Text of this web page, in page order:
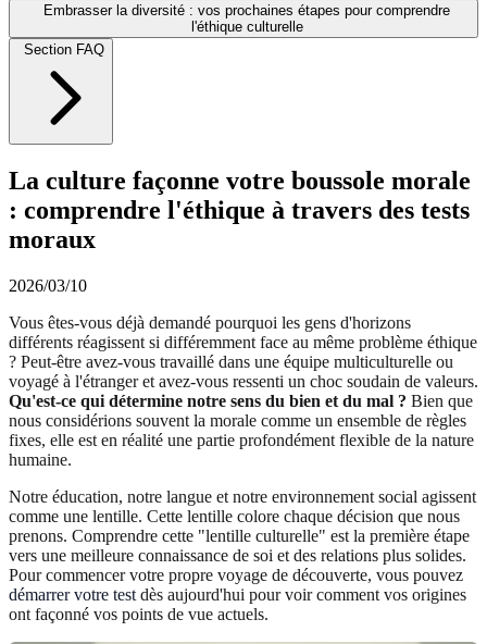
Embrasser la diversité : vos prochaines étapes pour comprendre
l'éthique culturelle
Section FAQ
La culture façonne votre boussole morale
: comprendre l'éthique à travers des tests
moraux
2026/03/10
Vous êtes-vous déjà demandé pourquoi les gens d'horizons
différents réagissent si différemment face au même problème éthique
? Peut-être avez-vous travaillé dans une équipe multiculturelle ou
voyagé à l'étranger et avez-vous ressenti un choc soudain de valeurs.
Qu'est-ce qui détermine notre sens du bien et du mal ? Bien que
nous considérions souvent la morale comme un ensemble de règles
fixes, elle est en réalité une partie profondément flexible de la nature
humaine.
Notre éducation, notre langue et notre environnement social agissent
comme une lentille. Cette lentille colore chaque décision que nous
prenons. Comprendre cette "lentille culturelle" est la première étape
vers une meilleure connaissance de soi et des relations plus solides.
Pour commencer votre propre voyage de découverte, vous pouvez
démarrer votre test dès aujourd'hui pour voir comment vos origines
ont façonné vos points de vue actuels.